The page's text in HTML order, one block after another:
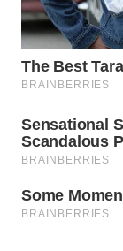
Wahana
Media
Group
WAHANA
WAHANA
TANI
WAHANA